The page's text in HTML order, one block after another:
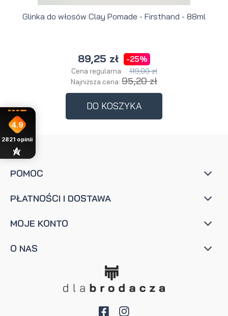
Glinka do włosów Clay Pomade - Firsthand - 88ml
89,25 zł -25%
Cena regularna: 119,00 zł
Najniższa cena: 95,20 zł
DO KOSZYKA
POMOC
PŁATNOŚCI I DOSTAWA
MOJE KONTO
O NAS
4.9
2821 opinii